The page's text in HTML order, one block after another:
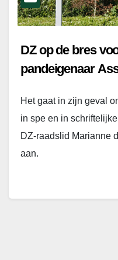
DZ op de bres
pandeigenaar
Het gaat in zijn geval
in spe en in
DZ-raadslid Marianne
aan.